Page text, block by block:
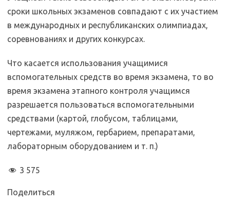
сроки школьных экзаменов совпадают с их участием
в международных и республиканских олимпиадах,
соревнованиях и других конкурсах.
Что касается использования учащимися
вспомогательных средств во время экзамена, то во
время экзамена этапного контроля учащимся
разрешается пользоваться вспомогательными
средствами (картой, глобусом, таблицами,
чертежами, муляжом, гербарием, препаратами,
лабораторным оборудованием и т. п.)
3 575
Поделиться